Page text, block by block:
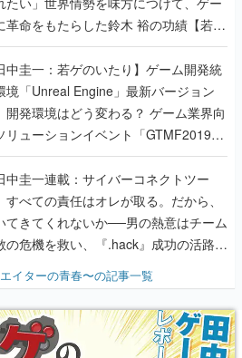
境「Unreal Engine」最新バージョン
開発環境はどう変わる？ ゲーム業界向
リューションイベント「GTMF2019」
って、より理解を深めよう【PR】
中圭一連載：サイバーコネクトツー
すべての責任はオレが取る。だから、
てきてくれないか──男の熱意はチーム
の危機を救い、『.hack』成功の活路を
。業界の快男児・松山 洋に流れる血は
年ジャンプ』色だった【若ゲのいた
イターの青春〜の記事一覧